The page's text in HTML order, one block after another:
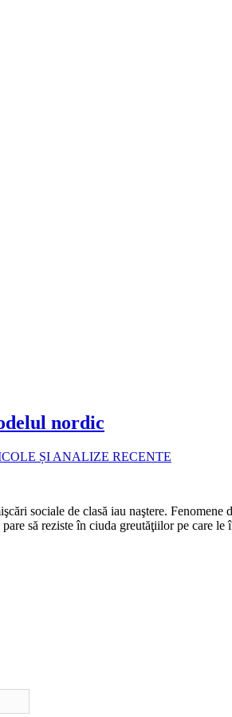
nordic
ȘI ANALIZE RECENTE
sociale de clasă iau naştere.
să reziste în ciuda greutăţiilor pe care